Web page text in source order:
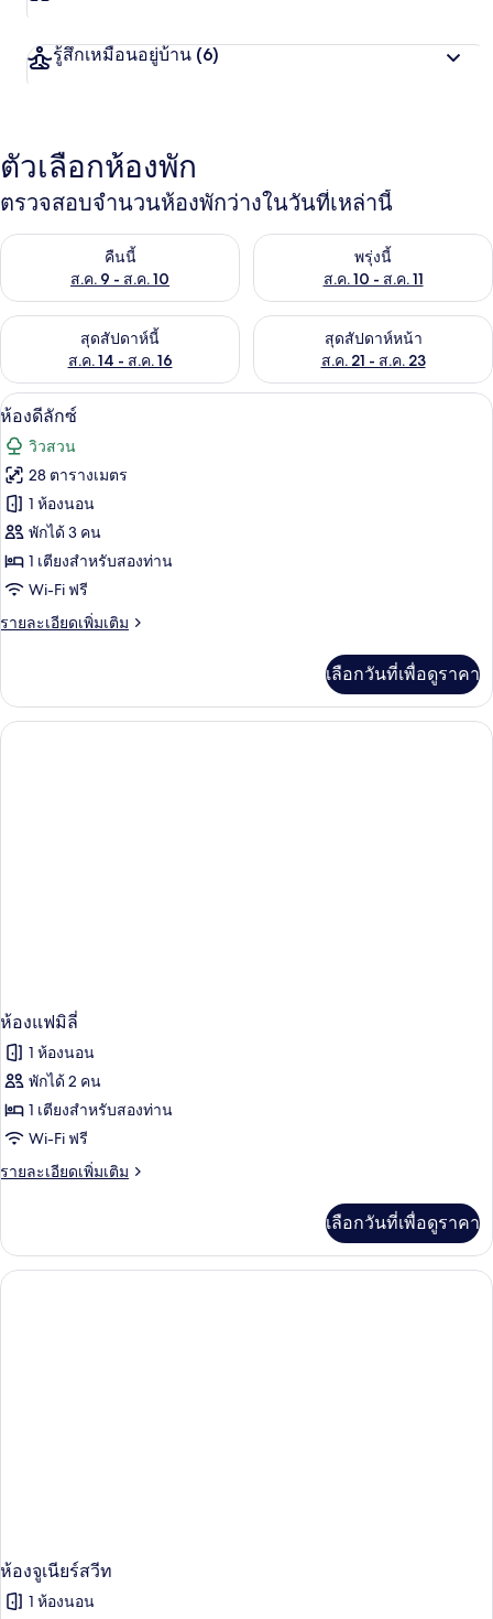
รู้สึกเหมือนอยู่บ้าน (6)
ตัวเลือกห้องพัก
ตรวจสอบจำนวนห้องพักว่างในวันที่เหล่านี้
คืนนี้
ส.ค. 9 - ส.ค. 10
ตรวจสอบจำนวนห้องพักว่างในคืนนี้ ส.ค. 9 - ส.ค. 10
พรุ่งนี้
ส.ค. 10 - ส.ค. 11
ตรวจสอบจำนวนห้องพักว่างใน
สุดสัปดาห์นี้
ส.ค. 14 - ส.ค. 16
ตรวจสอบจำนวนห้องพักว่างในสุดสัปดาห์นี้ ส.ค. 14 - ส.ค. 16
สุดสัปดาห์หน้า
ส.ค. 21 - ส.ค. 23
ตรวจสอบจำนวนห้องพักว่างใน
เปิด
ภาพถ่าย
ทั้งหมด
ของ
ห้อง
ดี
ลัก
ซ์
ห้องดีลักซ์ | มินิบาร์, โต๊ะทำงาน, Wi-Fi
11
ห้องดีลักซ์
วิวสวน
28 ตารางเมตร
1 ห้องนอน
พักได้ 3 คน
1 เตียงสำหรับสองท่าน
Wi-Fi ฟรี
รายละเอียดเพิ่มเติม
ราย
เกี่ยว
กับ
ห้อง
เลือกวันที่เพื่อดูราคา
ห้องแฟมิลี่
1 ห้องนอน
พักได้ 2 คน
1 เตียงสำหรับสองท่าน
Wi-Fi ฟรี
รายละเอียดเพิ่มเติม
ราย
เกี่ยว
กับ
ห้อง
เลือกวันที่เพื่อดูราคา
ห้องจูเนียร์สวีท
1 ห้องนอน